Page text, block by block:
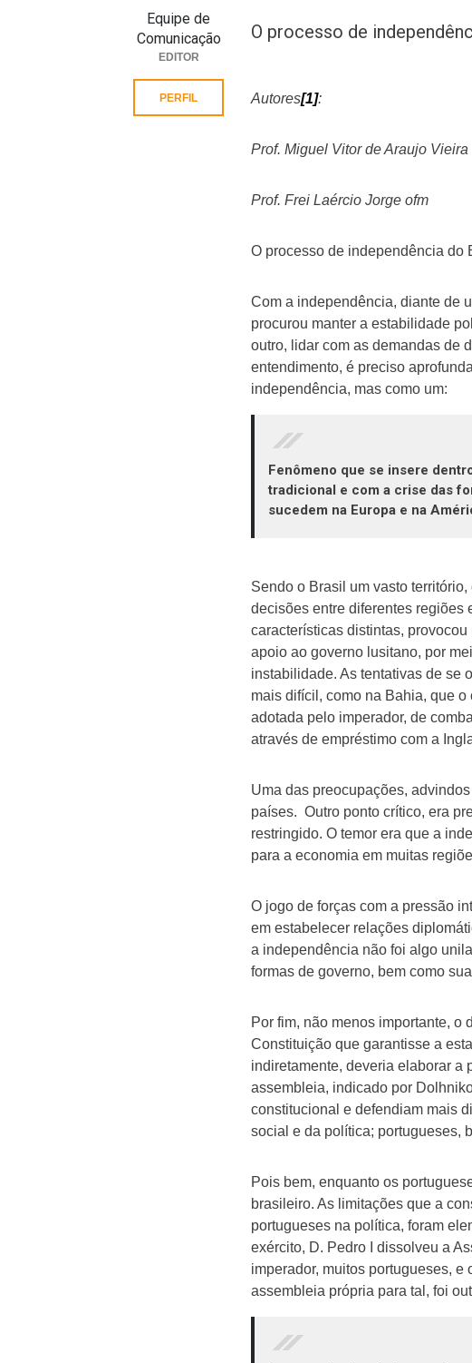
O processo de
Autores[1]:
Prof. Miguel Vitor de Araujo Vieira
Prof. Frei Laércio Jorge ofm
O processo de independência do
Com a independência, diante de
procurou manter a estabilidade
outro, lidar com as demandas de
entendimento, é preciso
independência, mas como um:
Fenômeno que se insere
tradicional e com a crise das
sucedem na Europa e na
Sendo o Brasil um vasto
decisões entre diferentes regiões
características distintas,
apoio ao governo lusitano, por
instabilidade. As tentativas de se
mais difícil, como na Bahia, que
adotada pelo imperador, de
através de empréstimo com a
Uma das preocupações,
países. Outro ponto crítico, era
restringido. O temor era que a
para a economia em muitas
O jogo de forças com a pressão
em estabelecer relações
a independência não foi algo
formas de governo, bem como
Por fim, não menos importante,
Constituição que garantisse a
indiretamente, deveria elaborar a
assembleia, indicado por
constitucional e defendiam mais
social e da política; portugueses,
Pois bem, enquanto os
brasileiro. As limitações que a
portugueses na política, foram
exército, D. Pedro I dissolveu a
imperador, muitos portugueses, e
assembleia própria para tal, foi
Equipe de
Comunicação
EDITOR
PERFIL